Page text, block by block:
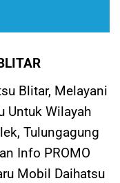
Blitar, Melayani
Untuk Wilayah
Tulungagung
Info PROMO
Mobil Daihatsu